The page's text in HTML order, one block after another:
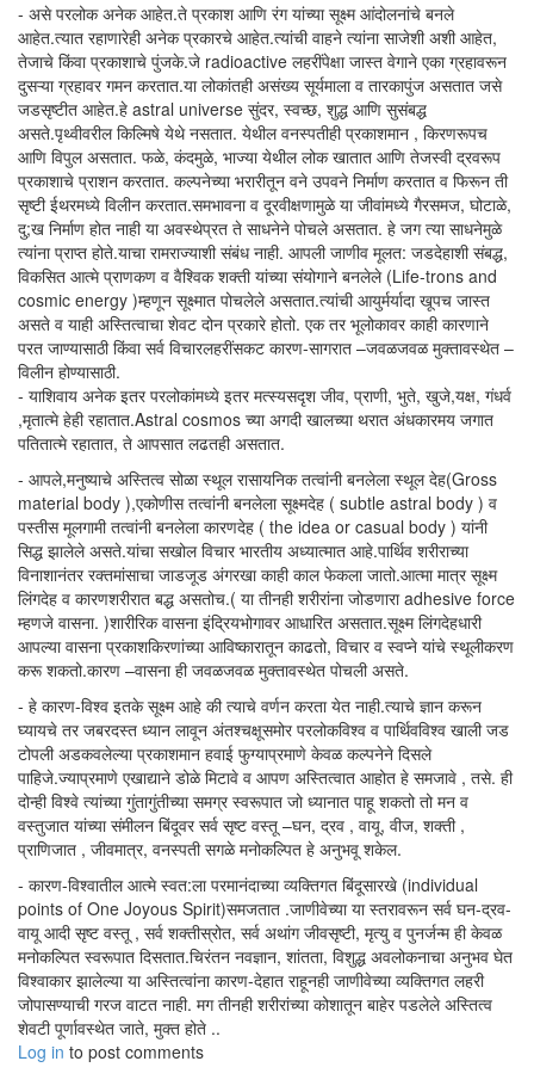
- असे परलोक अनेक आहेत.ते प्रकाश आणि रंग यांच्या सूक्ष्म आंदोलनांचे बनले
आहेत.त्यात रहाणारेही अनेक प्रकारचे आहेत.त्यांची वाहने त्यांना साजेशी अशी आहेत,
तेजाचे किंवा प्रकाशाचे पुंजके.जे radioactive लहरींपेक्षा जास्त वेगाने एका ग्रहावरून
दुसऱ्या ग्रहावर गमन करतात.या लोकांतही असंख्य सूर्यमाला व तारकापुंज असतात जसे
जडसृष्टीत आहेत.हे astral universe सुंदर, स्वच्छ, शुद्ध आणि सुसंबद्ध
असते.पृथ्वीवरील किल्मिषे येथे नसतात. येथील वनस्पतीही प्रकाशमान , किरणरूपच
आणि विपुल असतात. फळे, कंदमुळे, भाज्या येथील लोक खातात आणि तेजस्वी द्रवरूप
प्रकाशाचे प्राशन करतात. कल्पनेच्या भरारीतून वने उपवने निर्माण करतात व फिरून ती
सृष्टी ईथरमध्ये विलीन करतात.समभावना व दूरवीक्षणामुळे या जीवांमध्ये गैरसमज, घोटाळे,
दु;ख निर्माण होत नाही या अवस्थेप्रत ते साधनेने पोचले असतात. हे जग त्या साधनेमुळे
त्यांना प्राप्त होते.याचा रामराज्याशी संबंध नाही. आपली जाणीव मूलत: जडदेहाशी संबद्ध,
विकसित आत्मे प्राणकण व वैश्विक शक्ती यांच्या संयोगाने बनलेले (Life-trons and
cosmic energy )म्हणून सूक्ष्मात पोचलेले असतात.त्यांची आयुर्मर्यादा खूपच जास्त
असते व याही अस्तित्वाचा शेवट दोन प्रकारे होतो. एक तर भूलोकावर काही कारणाने
परत जाण्यासाठी किंवा सर्व विचारलहरींसकट कारण-सागरात –जवळजवळ मुक्तावस्थेत –
विलीन होण्यासाठी.
- याशिवाय अनेक इतर परलोकांमध्ये इतर मत्स्यसदृश जीव, प्राणी, भुते, खुजे,यक्ष, गंधर्व
,मृतात्मे हेही रहातात.Astral cosmos च्या अगदी खालच्या थरात अंधकारमय जगात
पतितात्मे रहातात, ते आपसात लढतही असतात.
- आपले,मनुष्याचे अस्तित्व सोळा स्थूल रासायनिक तत्वांनी बनलेला स्थूल देह(Gross
material body ),एकोणीस तत्वांनी बनलेला सूक्ष्मदेह ( subtle astral body ) व
पस्तीस मूलगामी तत्वांनी बनलेला कारणदेह ( the idea or casual body ) यांनी
सिद्ध झालेले असते.यांचा सखोल विचार भारतीय अध्यात्मात आहे.पार्थिव शरीराच्या
विनाशानंतर रक्तमांसाचा जाडजूड अंगरखा काही काल फेकला जातो.आत्मा मात्र सूक्ष्म
लिंगदेह व कारणशरीरात बद्ध असतोच.( या तीनही शरीरांना जोडणारा adhesive force
म्हणजे वासना. )शारीरिक वासना इंद्रियभोगावर आधारित असतात.सूक्ष्म लिंगदेहधारी
आपल्या वासना प्रकाशकिरणांच्या आविष्कारातून काढतो, विचार व स्वप्ने यांचे स्थूलीकरण
करू शकतो.कारण –वासना ही जवळजवळ मुक्तावस्थेत पोचली असते.
- हे कारण-विश्व इतके सूक्ष्म आहे की त्याचे वर्णन करता येत नाही.त्याचे ज्ञान करून
घ्यायचे तर जबरदस्त ध्यान लावून अंतश्चक्षूसमोर परलोकविश्व व पार्थिवविश्व खाली जड
टोपली अडकवलेल्या प्रकाशमान हवाई फुग्याप्रमाणे केवळ कल्पनेने दिसले
पाहिजे.ज्याप्रमाणे एखाद्याने डोळे मिटावे व आपण अस्तित्वात आहोत हे समजावे , तसे. ही
दोन्ही विश्वे त्यांच्या गुंतागुंतीच्या समग्र स्वरूपात जो ध्यानात पाहू शकतो तो मन व
वस्तुजात यांच्या संमीलन बिंदूवर सर्व सृष्ट वस्तू –घन, द्रव , वायू, वीज, शक्ती ,
प्राणिजात , जीवमात्र, वनस्पती सगळे मनोकल्पित हे अनुभवू शकेल.
- कारण-विश्वातील आत्मे स्वत:ला परमानंदाच्या व्यक्तिगत बिंदूसारखे (individual
points of One Joyous Spirit)समजतात .जाणीवेच्या या स्तरावरून सर्व घन-द्रव-
वायू आदी सृष्ट वस्तू , सर्व शक्तीस्रोत, सर्व अथांग जीवसृष्टी, मृत्यु व पुनर्जन्म ही केवळ
मनोकल्पित स्वरूपात दिसतात.चिरंतन नवज्ञान, शांतता, विशुद्ध अवलोकनाचा अनुभव घेत
विश्वाकार झालेल्या या अस्तित्वांना कारण-देहात राहूनही जाणीवेच्या व्यक्तिगत लहरी
जोपासण्याची गरज वाटत नाही. मग तीनही शरीरांच्या कोशातून बाहेर पडलेले अस्तित्व
शेवटी पूर्णावस्थेत जाते, मुक्त होते ..
Log in to post comments